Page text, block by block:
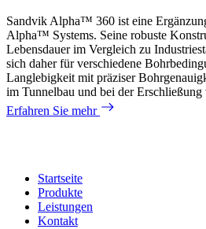
Sandvik Alpha™ 360 ist eine
Alpha™ Systems. Seine robuste
Lebensdauer im Vergleich zu
sich daher für verschiedene
Langlebigkeit mit präziser
im Tunnelbau und bei der
Erfahren Sie mehr
Startseite
Produkte
Leistungen
Kontakt